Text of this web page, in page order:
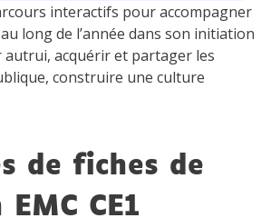
interactifs pour accompagner
long de l’année dans son initiation
autrui, acquérir et partager les
construire une culture
de fiches de
CE1